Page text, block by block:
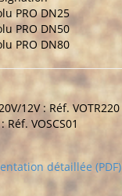
PRO DN25
PRO DN50
PRO DN80
12V : Réf. VOTR220
VOSCS01
détaillée (PDF)